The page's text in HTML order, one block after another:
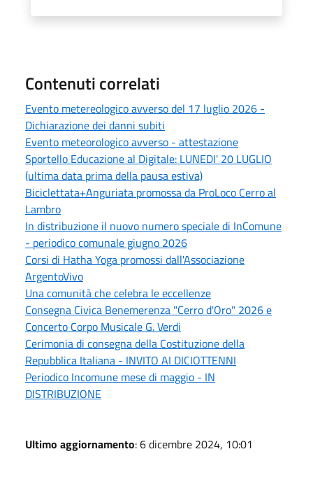
Contenuti correlati
Evento metereologico avverso del 17 luglio 2026 -
Dichiarazione dei danni subiti
Evento meteorologico avverso - attestazione
Sportello Educazione al Digitale: LUNEDI' 20 LUGLIO
(ultima data prima della pausa estiva)
Biciclettata+Anguriata promossa da ProLoco Cerro al
Lambro
In distribuzione il nuovo numero speciale di InComune
- periodico comunale giugno 2026
Corsi di Hatha Yoga promossi dall'Associazione
ArgentoVivo
Una comunità che celebra le eccellenze
Consegna Civica Benemerenza "Cerro d'Oro" 2026 e
Concerto Corpo Musicale G. Verdi
Cerimonia di consegna della Costituzione della
Repubblica Italiana - INVITO AI DICIOTTENNI
Periodico Incomune mese di maggio - IN
DISTRIBUZIONE
Ultimo aggiornamento: 6 dicembre 2024, 10:01